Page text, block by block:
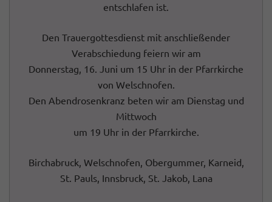
entschlafen ist.
Den Trauergottesdienst mit anschließender
Verabschiedung feiern wir am
Donnerstag, 16. Juni um 15 Uhr in der Pfarrkirche
von Welschnofen.
Den Abendrosenkranz beten wir am Dienstag und
Mittwoch
um 19 Uhr in der Pfarrkirche.
Birchabruck, Welschnofen, Obergummer, Karneid,
St. Pauls, Innsbruck, St. Jakob, Lana